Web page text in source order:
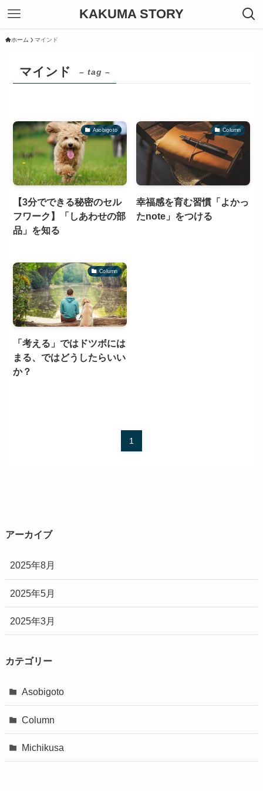
KAKUMA STORY
ホーム マインド
マインド – tag –
Asobigoto
【3分でできる秘密のセル
フワーク】「しあわせの部
品」を知る
Column
幸福感を育む習慣「よかっ
たnote」をつける
Column
「考える」ではドツボには
まる、ではどうしたらいい
か？
1
アーカイブ
2025年8月
2025年5月
2025年3月
カテゴリー
Asobigoto
Column
Michikusa